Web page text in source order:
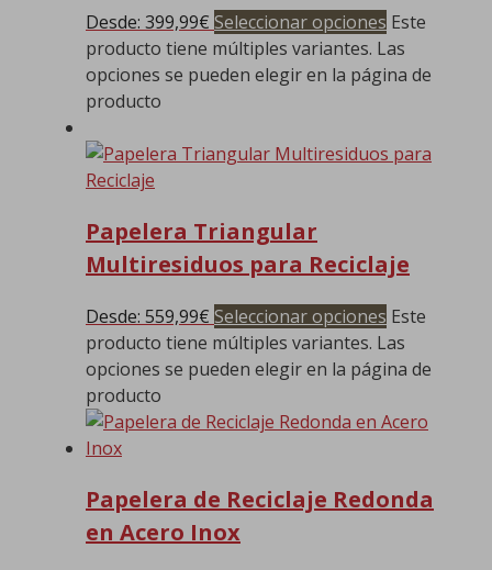
Desde: 399,99€ Seleccionar opciones Este
producto tiene múltiples variantes. Las
opciones se pueden elegir en la página de
producto
Papelera Triangular
Multiresiduos para Reciclaje
Desde: 559,99€ Seleccionar opciones Este
producto tiene múltiples variantes. Las
opciones se pueden elegir en la página de
producto
Papelera de Reciclaje Redonda
en Acero Inox